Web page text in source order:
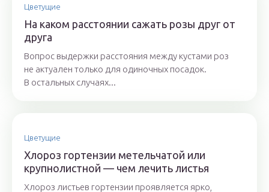
Цветущие
На каком расстоянии сажать розы друг от
друга
Вопрос выдержки расстояния между кустами роз
не актуален только для одиночных посадок.
В остальных случаях...
Цветущие
Хлороз гортензии метельчатой или
крупнолистной — чем лечить листья
Хлороз листьев гортензии проявляется ярко,